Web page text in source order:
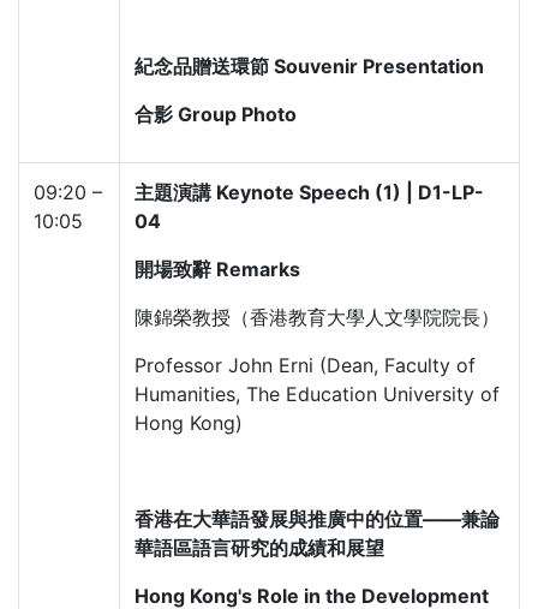
紀念品贈送環節 Souvenir Presentation
合影 Group Photo
09:20 –
10:05
主題演講 Keynote Speech (1) | D1-LP-
04
開場致辭 Remarks
陳錦榮教授（香港教育大學人文學院院長）
Professor John Erni (Dean, Faculty of
Humanities, The Education University of
Hong Kong)
香港在大華語發展與推廣中的位置——兼論
華語區語言研究的成績和展望
Hong Kong's Role in the Development